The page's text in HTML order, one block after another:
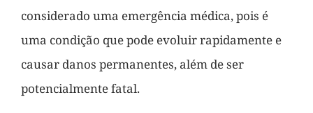
considerado uma emergência médica, pois é
uma condição que pode evoluir rapidamente e
causar danos permanentes, além de ser
potencialmente fatal.